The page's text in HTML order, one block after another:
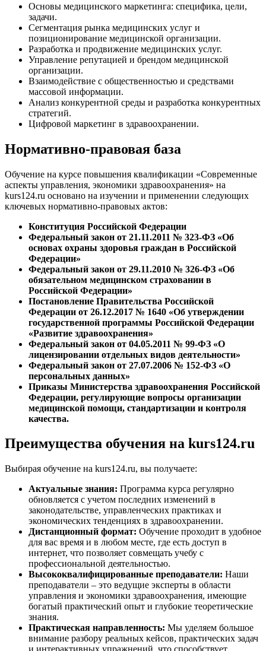
Основы медицинского маркетинга: специфика, цели,
задачи.
Сегментация рынка медицинских услуг и
позиционирование медицинской организации.
Разработка и продвижение медицинских услуг.
Управление репутацией и брендом медицинской
организации.
Взаимодействие с общественностью и средствами
массовой информации.
Анализ конкурентной среды и разработка конкурентных
стратегий.
Цифровой маркетинг в здравоохранении.
Нормативно-правовая база
Обучение на курсе повышения квалификации «Современные
аспекты управления, экономики здравоохранения» на
kurs124.ru основано на изучении и применении следующих
ключевых нормативно-правовых актов:
Конституция Российской Федерации
Федеральный закон от 21.11.2011 № 323-ФЗ «Об
основах охраны здоровья граждан в Российской
Федерации»
Федеральный закон от 29.11.2010 № 326-ФЗ «Об
обязательном медицинском страховании в
Российской Федерации»
Постановление Правительства Российской
Федерации от 26.12.2017 № 1640 «Об утверждении
государственной программы Российской Федерации
«Развитие здравоохранения»
Федеральный закон от 04.05.2011 № 99-ФЗ «О
лицензировании отдельных видов деятельности»
Федеральный закон от 27.07.2006 № 152-ФЗ «О
персональных данных»
Приказы Министерства здравоохранения Российской
Федерации, регулирующие вопросы организации
медицинской помощи, стандартизации и контроля
качества.
Преимущества обучения на kurs124.ru
Выбирая обучение на kurs124.ru, вы получаете:
Актуальные знания: Программа курса регулярно
обновляется с учетом последних изменений в
законодательстве, управленческих практиках и
экономических тенденциях в здравоохранении.
Дистанционный формат: Обучение проходит в удобное
для вас время и в любом месте, где есть доступ в
интернет, что позволяет совмещать учебу с
профессиональной деятельностью.
Высококвалифицированные преподаватели: Наши
преподаватели – это ведущие эксперты в области
управления и экономики здравоохранения, имеющие
богатый практический опыт и глубокие теоретические
знания.
Практическая направленность: Мы уделяем большое
внимание разбору реальных кейсов, практических задач